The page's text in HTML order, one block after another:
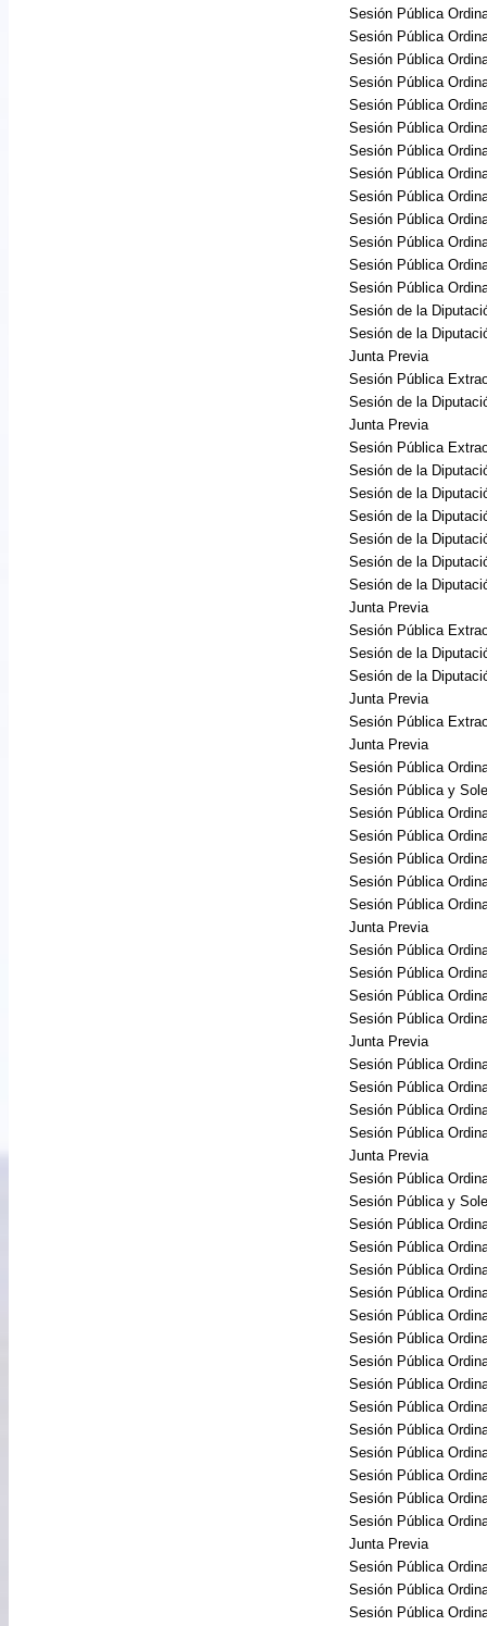
Sesión Pública
Sesión Pública
Sesión Pública
Sesión Pública
Sesión Pública
Sesión Pública
Sesión Pública
Sesión Pública
Sesión Pública
Sesión Pública
Sesión Pública
Sesión Pública
Sesión Pública
Sesión de la
Sesión de la
Junta Previa
Sesión Pública
Sesión de la
Junta Previa
Sesión Pública
Sesión de la
Sesión de la
Sesión de la
Sesión de la
Sesión de la
Sesión de la
Junta Previa
Sesión Pública
Sesión de la
Sesión de la
Junta Previa
Sesión Pública
Junta Previa
Sesión Pública
Sesión Pública y
Sesión Pública
Sesión Pública
Sesión Pública
Sesión Pública
Sesión Pública
Junta Previa
Sesión Pública
Sesión Pública
Sesión Pública
Sesión Pública
Junta Previa
Sesión Pública
Sesión Pública
Sesión Pública
Sesión Pública
Junta Previa
Sesión Pública
Sesión Pública y
Sesión Pública
Sesión Pública
Sesión Pública
Sesión Pública
Sesión Pública
Sesión Pública
Sesión Pública
Sesión Pública
Sesión Pública
Sesión Pública
Sesión Pública
Sesión Pública
Sesión Pública
Sesión Pública
Junta Previa
Sesión Pública
Sesión Pública
Sesión Pública